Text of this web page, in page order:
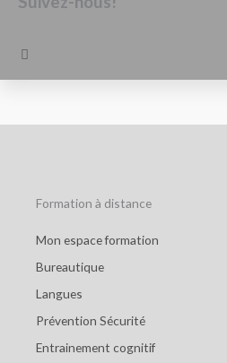
e
o
Formation à distance
Mon espace formation
Bureautique
Langues
Prévention Sécurité
Entrainement cognitif